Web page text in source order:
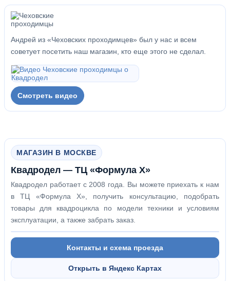
Андрей из «Чеховских проходимцев» был у нас и всем
советует посетить наш магазин, кто еще этого не сделал.
Смотреть видео
МАГАЗИН В МОСКВЕ
Квадродел — ТЦ «Формула Х»
Квадродел работает с 2008 года. Вы можете приехать к нам
в ТЦ «Формула Х», получить консультацию, подобрать
товары для квадроцикла по модели техники и условиям
эксплуатации, а также забрать заказ.
Контакты и схема проезда
Открыть в Яндекс Картах